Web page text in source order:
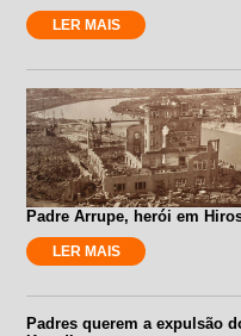
LER MAIS
Padre Arrupe, herói em
LER MAIS
Padres querem a expulsão